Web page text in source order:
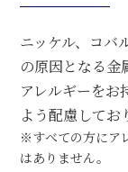
ニッケル、コバ
の原因となる金
アレルギーをお
よう配慮してお
※すべての方にア
はありません。